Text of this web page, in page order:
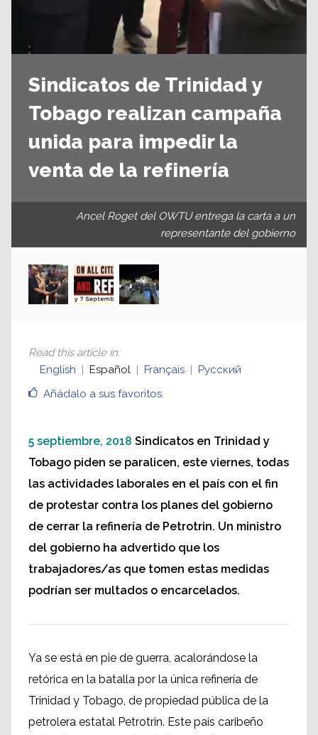
Sindicatos de Trinidad y
Tobago realizan campaña
unida para impedir la
venta de la refinería
Ancel Roget del OWTU entrega la carta a un
representante del gobierno
Añádalo a sus favoritos
Read this article in:
English
Español Français Русский
5 septiembre, 2018 Sindicatos en Trinidad y
Tobago piden se paralicen, este viernes, todas
las actividades laborales en el país con el fin
de protestar contra los planes del gobierno
de cerrar la refinería de Petrotrin. Un ministro
del gobierno ha advertido que los
trabajadores/as que tomen estas medidas
podrían ser multados o encarcelados.
Ya se está en pie de guerra, acalorándose la
retórica en la batalla por la única refinería de
Trinidad y Tobago, de propiedad pública de la
petrolera estatal Petrotrin. Este país caribeño